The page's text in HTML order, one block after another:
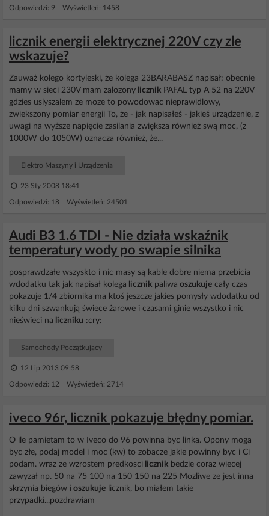
Odpowiedzi: 9 Wyświetleń: 1458
licznik energii elektrycznej 220V czy zle
wskazuje?
Zauważ kolego kortyleski, że kolega 23BARABASZ napisał: obecnie
mamy w sieci 230V mam zalozony licznik PAFAL typ A 52 na 220V
gdzies uslyszalem ze moze to powodowac nieprawidlowy,
zwiekszony pomiar energii To, że - jak napisałeś - jakieś urządzenie, z
uwagi na wyższe napięcie zasilania zwiększa również swą moc, (z
1000W do 1050W) oznacza również, że...
Elektro Maszyny i Urządzenia
23 Sty 2008 18:41
Odpowiedzi: 18 Wyświetleń: 24501
Audi B3 1.6 TDI - Nie działa wskaźnik
temperatury wody po swapie silnika
posprawdzałe wszyskto i nic masy są kable dobre niema przebicia
wdodatku tak jak napisał kolega licznik paliwa oszukuje cały czas
pokazuje 1/4 zbiornika ma ktoś jeszcze jakies pomysły wdodatku od
kilku dni szwankują świece żarowe i czasami ginie wszystko i nic
nieświeci na liczniku :cry:
Samochody Początkujący
12 Lip 2013 09:58
Odpowiedzi: 12 Wyświetleń: 2714
iveco 96r, licznik pokazuje błędny pomiar.
O ile pamietam to w Iveco do 96 powinna byc linka. Opony moga
byc złe, podaj model i moc (kw) to zobacze jakie powinny byc i Ci
podam. wraz ze wzrostem predkosci licznik bedzie coraz wiecej
zawyzał np. 50 na 75 100 na 150 150 na 225 Mozliwe ze jest inna
skrzynia biegów i oszukuje licznik, bo miałem takie
przypadki...pozdrawiam